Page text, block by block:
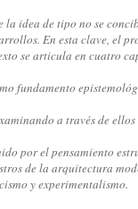
idea de tipo no se
En esta clave, el
se articula en cuatro
fundamento
a través de ellos
por el pensamiento
de la arquitectura
y experimentalismo.